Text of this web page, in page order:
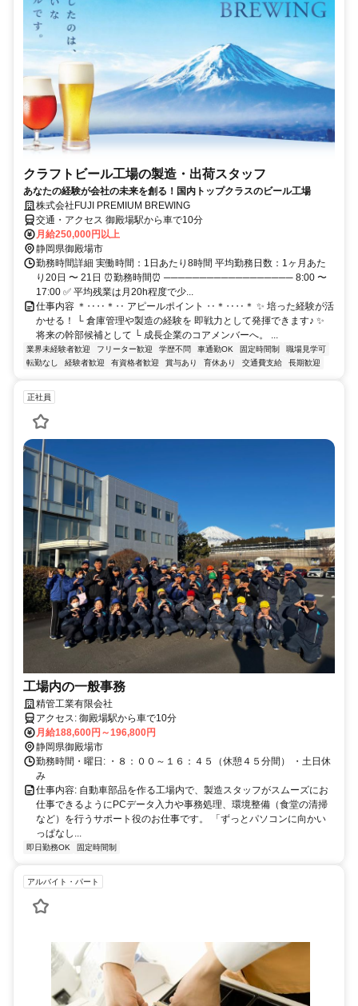
クラフトビール工場の製造・出荷スタッフ
あなたの経験が会社の未来を創る！国内トップクラスのビール工場
株式会社FUJI PREMIUM BREWING
交通・アクセス 御殿場駅から車で10分
月給250,000円以上
静岡県御殿場市
勤務時間詳細 実働時間：1日あたり8時間 平均勤務日数：1ヶ月あた
り20日 〜 21日 ⏰勤務時間⏰ ────────────────── 8:00 〜
17:00 ✅ 平均残業は月20h程度で少...
仕事内容 ＊‥‥＊‥ アピールポイント ‥＊‥‥＊ ✨ 培った経験が活
かせる！ └ 倉庫管理や製造の経験を 即戦力として発揮できます♪ ✨
将来の幹部候補として └ 成長企業のコアメンバーへ。 ...
業界未経験者歓迎 フリーター歓迎 学歴不問 車通勤OK 固定時間制
職場見学可
転勤なし
経験者歓迎 有資格者歓迎 賞与あり 育休あり 交通費支給 長期歓迎
正社員
工場内の一般事務
精管工業有限会社
アクセス: 御殿場駅から車で10分
月給188,600円～196,800円
静岡県御殿場市
勤務時間・曜日: ・８：００～１６：４５（休憩４５分間） ・土日休
み
仕事内容: 自動車部品を作る工場内で、製造スタッフがスムーズにお
仕事できるようにPCデータ入力や事務処理、環境整備（食堂の清掃
など）を行うサポート役のお仕事です。 「ずっとパソコンに向かい
っぱなし...
即日勤務OK 固定時間制
アルバイト・パート